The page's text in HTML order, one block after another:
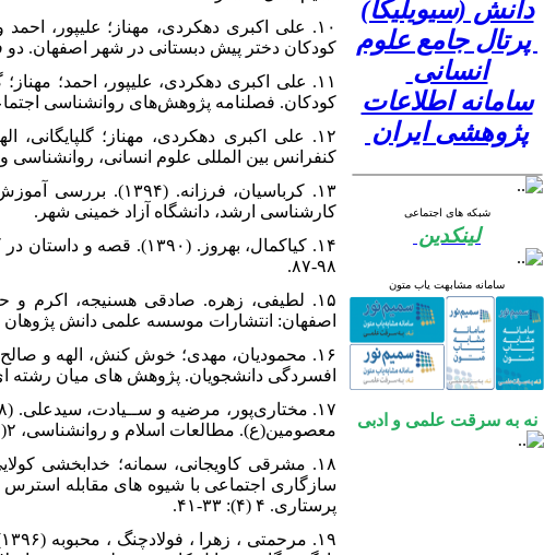
دانش (سیویلیکا)
پرتال جامع علوم
انسانی
سامانه اطلاعات
پژوهشی ایران
شبکه های اجتماعی
لینکدین
سامانه مشابهت یاب متون
نه به سرقت علمی و ادبی
کودکان دختر پیش دبستانی در شهر اصفهان. دو
کودکان. فصلنامه پژوهش‌های روانشناسی اجتماعی، ۶(۲۳)،
کنفرانس بین المللی علوم انسانی، روانشناسی و
۱۳. کرباسیان،
کارشناسی ارشد، دانشگاه آزاد خمینی شهر.
۹۸-۸۷.
اصفهان: انتشارات موسسه علمی دانش پژوهان
افسردگی دانشجویان. پژوهش های میان رشته ای قرآن
معصومین(ع). مطالعات اسلام و روانشناسی، ۲(۴)، ۱۱۸-۹۷.
پرستاری. ۴ (۴): ۳۳-۴۱.